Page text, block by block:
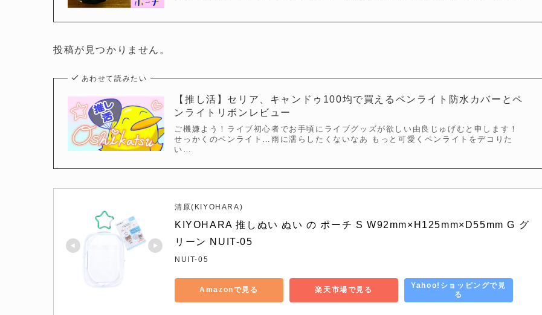
投稿が見つかりません。
あわせて読みたい
【推し活】セリア、キャンドゥ100均で買えるペンライト防水カバーとペ
ンライトリボンレビュー
ご機嫌よう！ライブ初心者でお手頃にライブグッズが欲しい由良じゅげむと申します！
せっかくのペンライト…雨に濡らしたくないなあ もっと可愛くペンライトをデコりた
い…
清原(KIYOHARA)
KIYOHARA 推しぬい ぬい の ポーチ S W92mm×H125mm×D55mm G グ
リーン NUIT-05
NUIT-05
Amazonで見る 楽天市場で見る
Yahoo!ショッピングで見
る